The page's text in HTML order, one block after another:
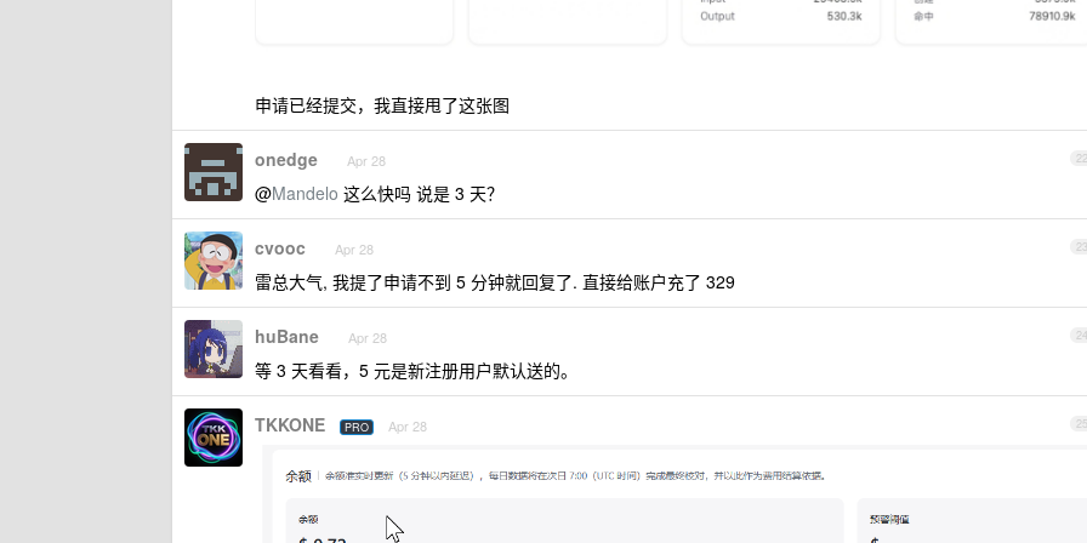
申请已经提交，我直接甩了这张图
22
onedge Apr 28
@Mandelo 这么快吗 说是 3 天？
23
cvooc Apr 28
雷总大气, 我提了申请不到 5 分钟就回复了. 直接给账户充了 329
24
huBane Apr 28
等 3 天看看，5 元是新注册用户默认送的。
25
TKKONE PRO Apr 28